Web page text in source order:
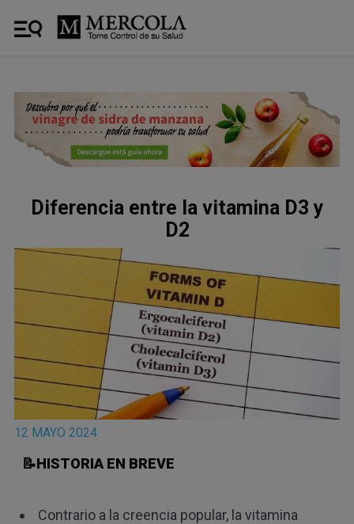
Diferencia entre la vitamina D3 y
D2
12 MAYO 2024
📝HISTORIA EN BREVE
Contrario a la creencia popular, la vitamina